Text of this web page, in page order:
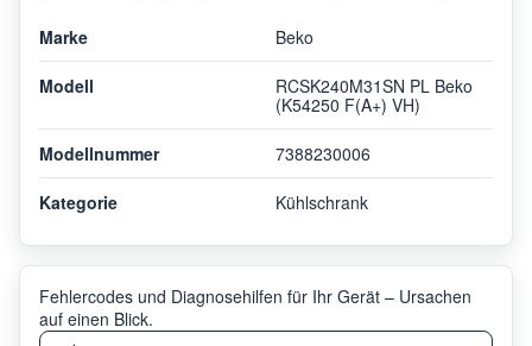
Marke Beko
Modell
RCSK240M31SN PL Beko
(K54250 F(A+) VH)
Modellnummer 7388230006
Kategorie Kühlschrank
Fehlercodes und Diagnosehilfen für Ihr Gerät – Ursachen
auf einen Blick.